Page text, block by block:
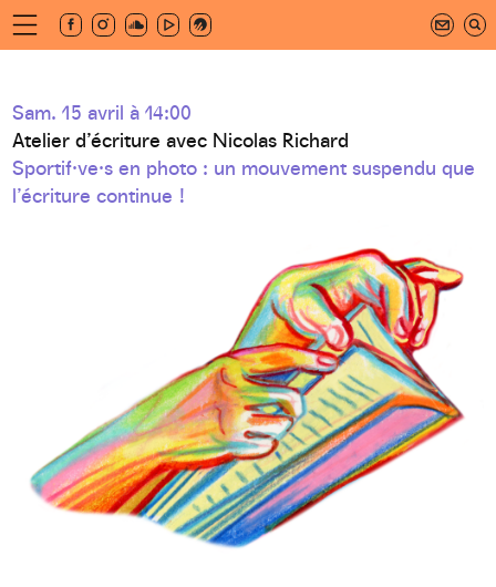
contenu
newsletter
Sam. 15 avril à 14:00
Atelier d’écriture avec Nicolas Richard
Sportif·ve·s en photo : un mouvement suspendu que
l’écriture continue !